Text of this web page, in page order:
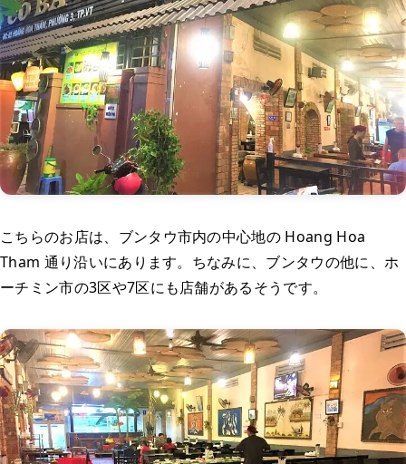
こちらのお店は、ブンタウ市内の中心地の Hoang Hoa
Tham 通り沿いにあります。ちなみに、ブンタウの他に、ホ
ーチミン市の3区や7区にも店舗があるそうです。